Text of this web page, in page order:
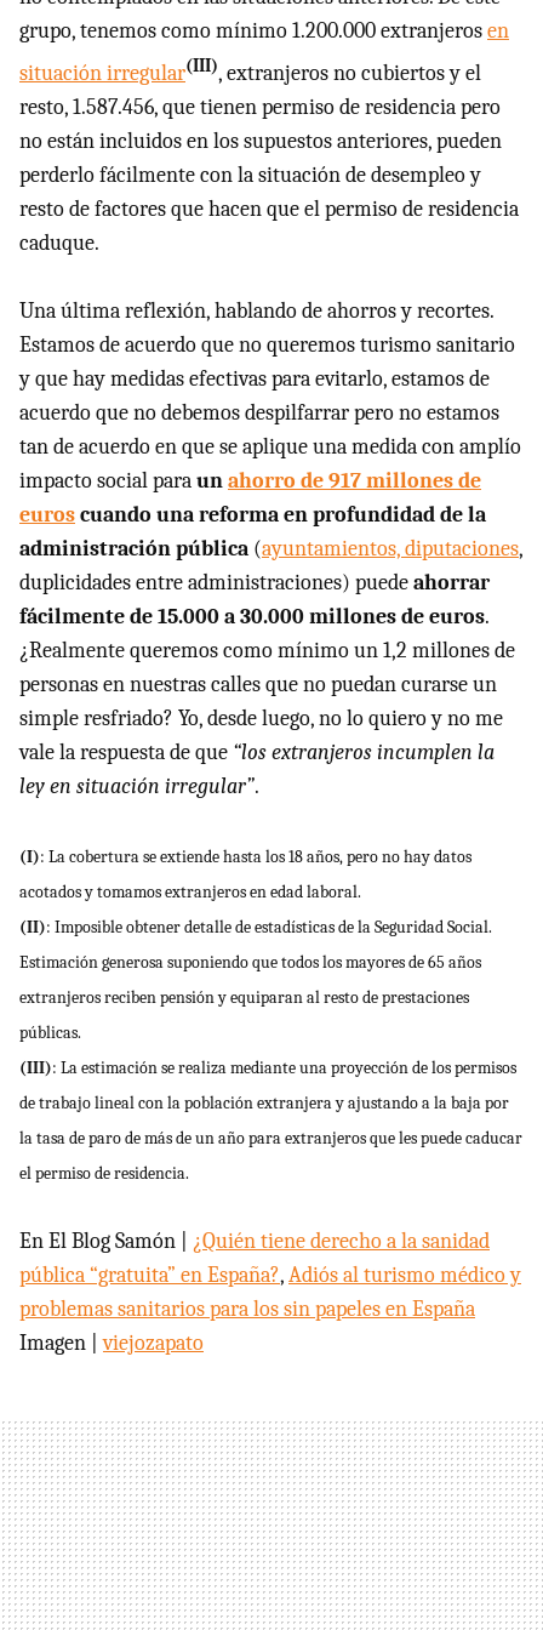
grupo, tenemos como mínimo 1.200.000 extranjerosen
situación irregular(III), extranjeros no cubiertos y el
resto, 1.587.456, que tienen permiso de residencia pero
no están incluidos en los supuestos anteriores, pueden
perderlo fácilmente con la situación de desempleo y
resto de factores que hacen que el permiso de residencia
caduque.
Una última reflexión, hablando de ahorros y recortes.
Estamos de acuerdo que no queremos turismo sanitario
y que hay medidas efectivas para evitarlo, estamos de
acuerdo que no debemos despilfarrar pero no estamos
tan de acuerdo en que se aplique una medida con amplío
impacto social paraunahorro de 917 millones de
euroscuando una reforma en profundidad de la
administración pública (ayuntamientos, diputaciones,
duplicidades entre administraciones) puedeahorrar
fácilmente de 15.000 a 30.000 millones de euros.
¿Realmente queremos como mínimo un 1,2 millones de
personas en nuestras calles que no puedan curarse un
simple resfriado? Yo, desde luego, no lo quiero y no me
vale la respuesta de que “los extranjeros incumplen la
ley en situación irregular”.
(I): La cobertura se extiende hasta los 18 años, pero no hay datos
acotados y tomamos extranjeros en edad laboral.
(II): Imposible obtener detalle de estadísticas de la Seguridad Social.
Estimación generosa suponiendo que todos los mayores de 65 años
extranjeros reciben pensión y equiparan al resto de prestaciones
públicas.
(III): La estimación se realiza mediante una proyección de los permisos
de trabajo lineal con la población extranjera y ajustando a la baja por
la tasa de paro de más de un año para extranjeros que les puede caducar
el permiso de residencia.
En El Blog Samón | ¿Quién tiene derecho a la sanidad
pública “gratuita” en España?,Adiós al turismo médico y
problemas sanitarios para los sin papeles en España
Imagen |viejozapato